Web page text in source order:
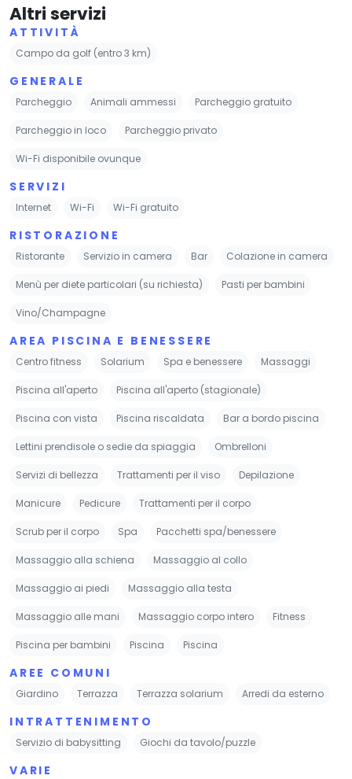
Altri servizi
ATTIVITÀ
Campo da golf (entro 3 km)
GENERALE
Parcheggio Animali ammessi Parcheggio gratuito
Parcheggio in loco Parcheggio privato
Wi-Fi disponibile ovunque
SERVIZI
Internet Wi-Fi Wi-Fi gratuito
RISTORAZIONE
Ristorante Servizio in camera Bar Colazione in camera
Menù per diete particolari (su richiesta) Pasti per bambini
Vino/Champagne
AREA PISCINA E BENESSERE
Centro fitness Solarium Spa e benessere Massaggi
Piscina all'aperto Piscina all'aperto (stagionale)
Piscina con vista Piscina riscaldata Bar a bordo piscina
Lettini prendisole o sedie da spiaggia Ombrelloni
Servizi di bellezza Trattamenti per il viso Depilazione
Manicure Pedicure Trattamenti per il corpo
Scrub per il corpo Spa Pacchetti spa/benessere
Massaggio alla schiena Massaggio al collo
Massaggio ai piedi Massaggio alla testa
Massaggio alle mani Massaggio corpo intero Fitness
Piscina per bambini Piscina Piscina
AREE COMUNI
Giardino Terrazza Terrazza solarium Arredi da esterno
INTRATTENIMENTO
Servizio di babysitting Giochi da tavolo/puzzle
VARIE